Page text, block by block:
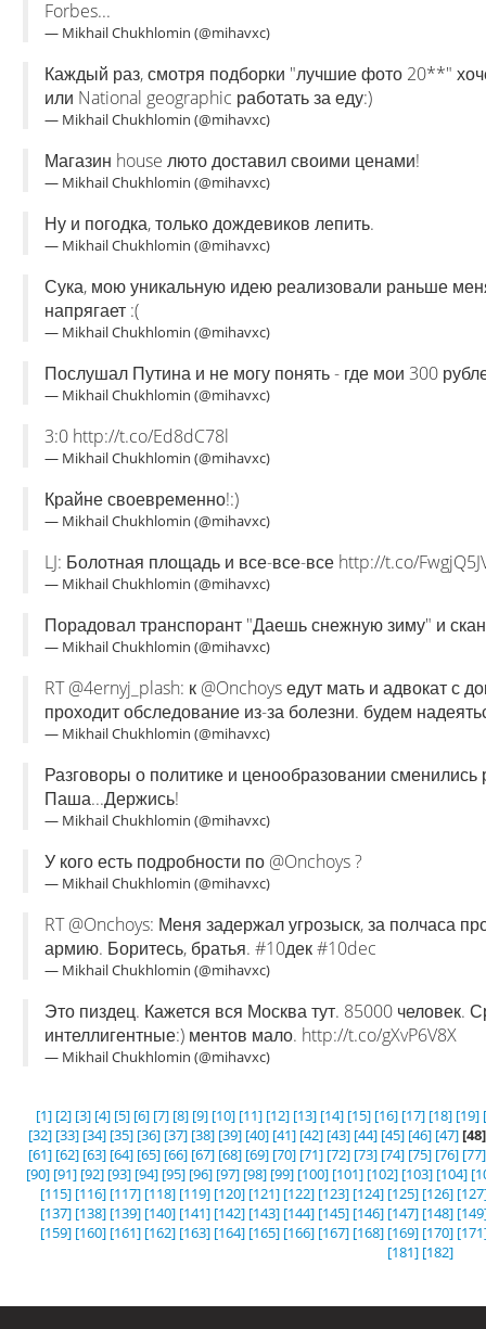
Forbes...
— Mikhail Chukhlomin (@mihavxc)
Каждый раз, смотря подборки "лучшие фото 20**"
или National geographic работать за еду:)
— Mikhail Chukhlomin (@mihavxc)
Магазин house люто доставил своими ценами!
— Mikhail Chukhlomin (@mihavxc)
Ну и погодка, только дождевиков лепить.
— Mikhail Chukhlomin (@mihavxc)
Сука, мою уникальную идею реализовали раньше
напрягает :(
— Mikhail Chukhlomin (@mihavxc)
Послушал Путина и не могу понять - где мои 300
— Mikhail Chukhlomin (@mihavxc)
3:0 http://t.co/Ed8dC78l
— Mikhail Chukhlomin (@mihavxc)
Крайне своевременно!:)
— Mikhail Chukhlomin (@mihavxc)
LJ: Болотная площадь и все-все-все http://t.co/
— Mikhail Chukhlomin (@mihavxc)
Порадовал транспорант "Даешь снежную зиму" и
— Mikhail Chukhlomin (@mihavxc)
RT @4ernyj_plash: к @Onchoys едут мать и адвокат с
проходит обследование из-за болезни. будем
— Mikhail Chukhlomin (@mihavxc)
Разговоры о политике и ценообразовании
Паша...Держись!
— Mikhail Chukhlomin (@mihavxc)
У кого есть подробности по @Onchoys ?
— Mikhail Chukhlomin (@mihavxc)
RT @Onchoys: Меня задержал угрозыск, за полчаса
армию. Боритесь, братья. #10дек #10dec
— Mikhail Chukhlomin (@mihavxc)
Это пиздец. Кажется вся Москва тут. 85000 человек.
интеллигентные:) ментов мало. http://t.co/gXvP6V8X
— Mikhail Chukhlomin (@mihavxc)
[1] [2] [3] [4] [5] [6] [7] [8] [9] [10] [11] [12] [13] [14] [15] [16] [17] [18] [19]
[32] [33] [34] [35] [36] [37] [38] [39] [40] [41] [42] [43] [44] [45] [46] [47] [48]
[61] [62] [63] [64] [65] [66] [67] [68] [69] [70] [71] [72] [73] [74] [75] [76] [77]
[90] [91] [92] [93] [94] [95] [96] [97] [98] [99] [100] [101] [102] [103] [104]
[115] [116] [117] [118] [119] [120] [121] [122] [123] [124] [125] [126]
[137] [138] [139] [140] [141] [142] [143] [144] [145] [146] [147] [148]
[159] [160] [161] [162] [163] [164] [165] [166] [167] [168] [169] [170]
[181] [182]